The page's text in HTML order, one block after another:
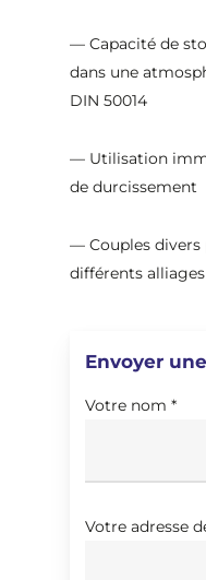
— Capacité de
dans une
DIN 50014
— Utilisation
de durcissement
— Couples divers
différents alliages
Envoyer
Votre nom *
Votre adresse